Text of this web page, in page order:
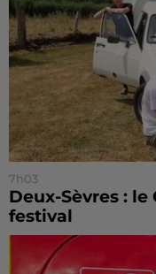
7h03
Deux-Sèvres : le
festival